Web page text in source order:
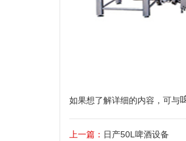
如果想了解详细的内容，可与
上一篇： 日产50L啤酒设备